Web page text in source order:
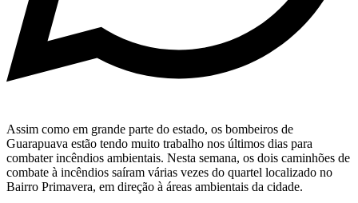
Assim como em grande parte do estado, os bombeiros de
Guarapuava estão tendo muito trabalho nos últimos dias para
combater incêndios ambientais. Nesta semana, os dois caminhões de
combate à incêndios saíram várias vezes do quartel localizado no
Bairro Primavera, em direção à áreas ambientais da cidade.